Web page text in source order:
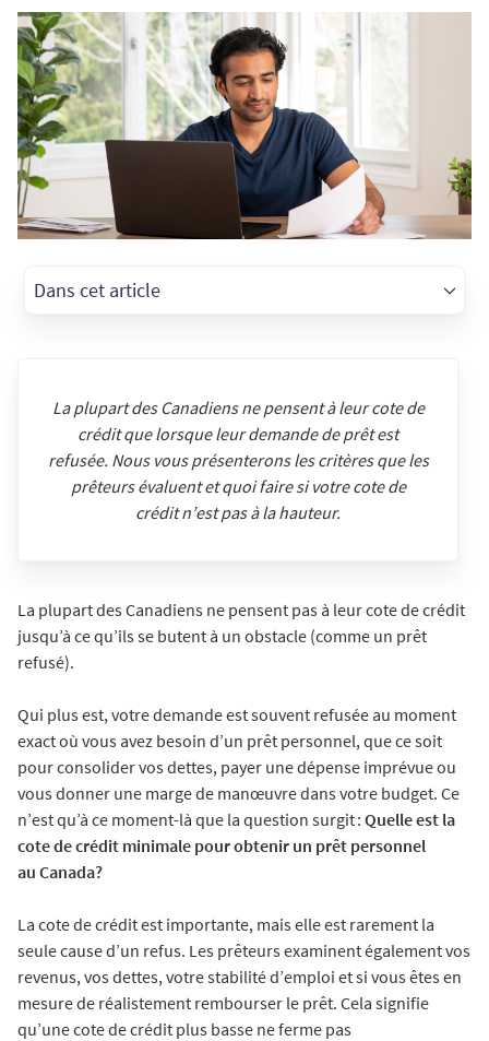
Dans cet article
La plupart des Canadiens ne pensent à leur cote de
crédit que lorsque leur demande de prêt est
refusée. Nous vous présenterons les critères que les
prêteurs évaluent et quoi faire si votre cote de
crédit n’est pas à la hauteur.
La plupart des Canadiens ne pensent pas à leur cote de crédit
jusqu’à ce qu’ils se butent à un obstacle (comme un prêt
refusé).
Qui plus est, votre demande est souvent refusée au moment
exact où vous avez besoin d’un prêt personnel, que ce soit
pour consolider vos dettes, payer une dépense imprévue ou
vous donner une marge de manœuvre dans votre budget. Ce
n’est qu’à ce moment-là que la question surgit : Quelle est la
cote de crédit minimale pour obtenir un prêt personnel
au Canada?
La cote de crédit est importante, mais elle est rarement la
seule cause d’un refus. Les prêteurs examinent également vos
revenus, vos dettes, votre stabilité d’emploi et si vous êtes en
mesure de réalistement rembourser le prêt. Cela signifie
qu’une cote de crédit plus basse ne ferme pas